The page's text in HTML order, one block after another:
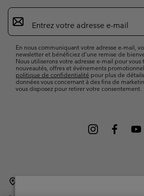
Inscription
par
e-
En nous communiquant votre adresse e-mail,
newsletter et bénéficiez d’une remise de
Nous utiliserons votre adresse e-mail pour
nouveautés, offres et événements
politique de confidentialité pour plus de
données vous concernant à des fins de
vous disposez pour retirer votre consentement.